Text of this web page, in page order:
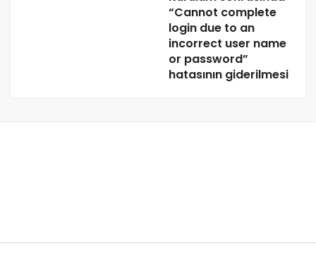
“Cannot complete
login due to an
incorrect user name
or password”
hatasının giderilmesi